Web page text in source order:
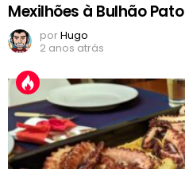
Mexilhões à Bulhão Pato
porHugo
2 anos atrás